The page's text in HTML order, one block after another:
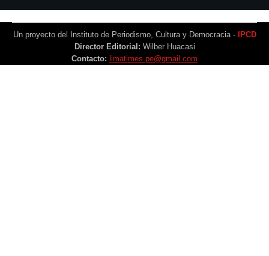
Un proyecto del Instituto de Periodismo, Cultura y Democracia -
IPCD
Director Editorial: Wilber Huacasi
Contacto: limatimes.pe@gmail.com